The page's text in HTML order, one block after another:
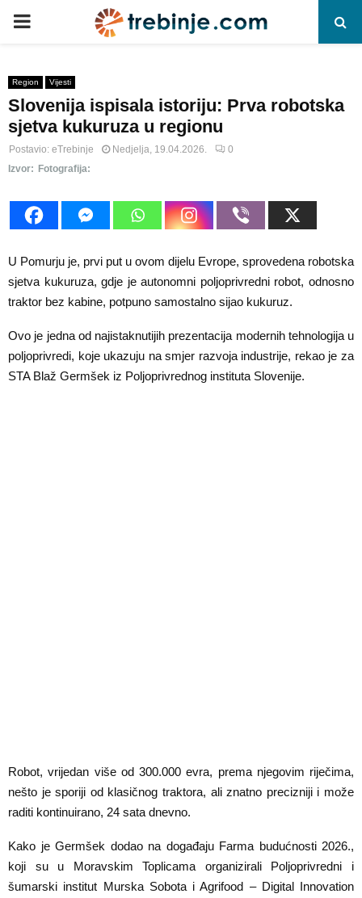
P
I
M
A
Y
M
E
Region Vijesti
Slovenija ispisala istoriju: Prva robotska
sjetva kukuruza u regionu
Postavio: eTrebinje Nedjelja, 19.04.2026.
0
Izvor: Fotografija:
U Pomurju je, prvi put u ovom dijelu Evrope, sprovedena robotska
sjetva kukuruza, gdje je autonomni poljoprivredni robot, odnosno
traktor bez kabine, potpuno samostalno sijao kukuruz.
Ovo je jedna od najistaknutijih prezentacija modernih tehnologija u
poljoprivredi, koje ukazuju na smjer razvoja industrije, rekao je za
STA Blaž Germšek iz Poljoprivrednog instituta Slovenije.
Robot, vrijedan više od 300.000 evra, prema njegovim riječima,
nešto je sporiji od klasičnog traktora, ali znatno precizniji i može
raditi kontinuirano, 24 sata dnevno.
Kako je Germšek dodao na događaju Farma budućnosti 2026.,
koji su u Moravskim Toplicama organizirali Poljoprivredni i
šumarski institut Murska Sobota i Agrifood – Digital Innovation